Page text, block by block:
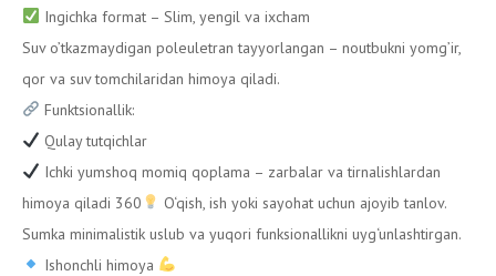
Ingichka format – Slim, yengil va ixcham
Suv o’tkazmaydigan poleuletran tayyorlangan – noutbukni yomg’ir,
qor va suv tomchilaridan himoya qiladi.
Funktsionallik:
Qulay tutqichlar
Ichki yumshoq momiq qoplama – zarbalar va tirnalishlardan
himoya qiladi 360
O‘qish, ish yoki sayohat uchun ajoyib tanlov.
Sumka minimalistik uslub va yuqori funksionallikni uyg‘unlashtirgan.
Ishonchli himoya